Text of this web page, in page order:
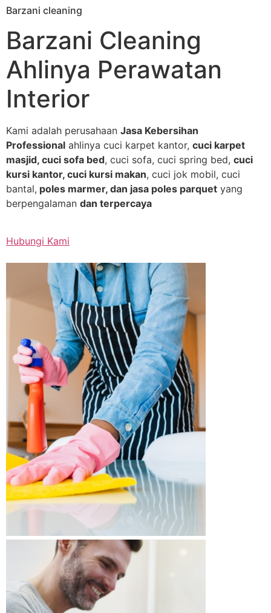
Skip
content
Barzani cleaning
Barzani Cleaning
Ahlinya Perawatan
Interior
Kami adalah perusahaan Jasa Kebersihan
Professional ahlinya cuci karpet kantor, cuci karpet
masjid, cuci sofa bed, cuci sofa, cuci spring bed, cuci
kursi kantor, cuci kursi makan, cuci jok mobil, cuci
bantal, poles marmer, dan jasa poles parquet yang
berpengalaman dan terpercaya
Hubungi Kami